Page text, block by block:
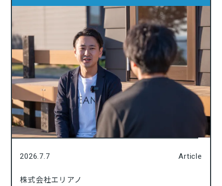
2026.7.7 Article
株式会社エリアノ